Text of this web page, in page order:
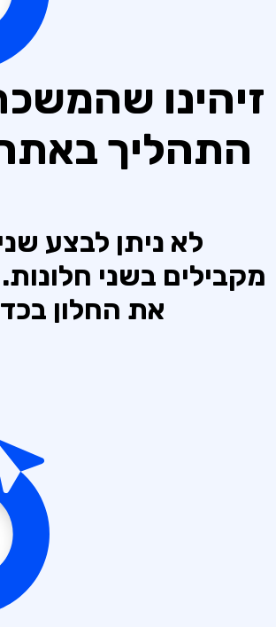
זיהינו
התהליך באתר
לא ניתן לבצע
מקבילים בשני
את החלון